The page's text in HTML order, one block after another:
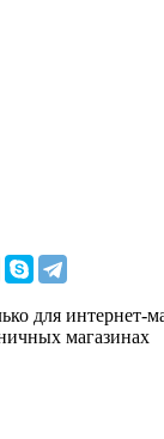
для интернет-
магазинах